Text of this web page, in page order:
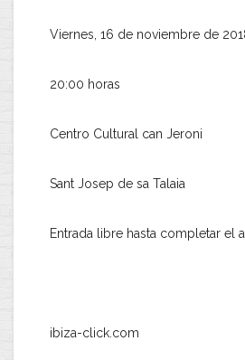
Viernes, 16 de noviembre de
20:00 horas
Centro Cultural can Jeroni
Sant Josep de sa Talaia
Entrada libre hasta completar el
ibiza-click.com